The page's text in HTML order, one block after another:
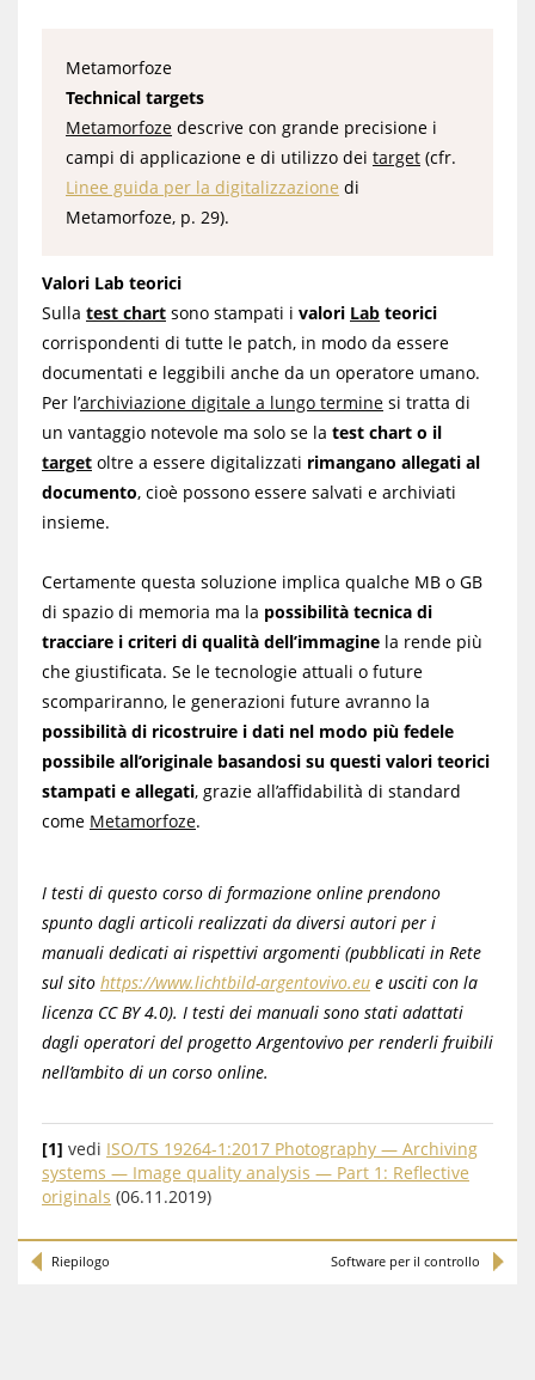
Metamorfoze
Technical targets
Metamorfoze descrive con grande precisione i
campi di applicazione e di utilizzo dei target (cfr.
Linee guida per la digitalizzazione di
Metamorfoze, p. 29).
Valori Lab teorici
Sulla test chart sono stampati i valori Lab teorici
corrispondenti di tutte le patch, in modo da essere
documentati e leggibili anche da un operatore umano.
Per l’archiviazione digitale a lungo termine si tratta di
un vantaggio notevole ma solo se la test chart o il
target oltre a essere digitalizzati rimangano allegati al
documento, cioè possono essere salvati e archiviati
insieme.
Certamente questa soluzione implica qualche MB o GB
di spazio di memoria ma la possibilità tecnica di
tracciare i criteri di qualità dell’immagine la rende più
che giustificata. Se le tecnologie attuali o future
scompariranno, le generazioni future avranno la
possibilità di ricostruire i dati nel modo più fedele
possibile all’originale basandosi su questi valori teorici
stampati e allegati, grazie all’affidabilità di standard
come Metamorfoze.
I testi di questo corso di formazione online prendono
spunto dagli articoli realizzati da diversi autori per i
manuali dedicati ai rispettivi argomenti (pubblicati in Rete
sul sito https://www.lichtbild-argentovivo.eu e usciti con la
licenza CC BY 4.0). I testi dei manuali sono stati adattati
dagli operatori del progetto Argentovivo per renderli fruibili
nell’ambito di un corso online.
[1] vedi ISO/TS 19264-1:2017 Photography — Archiving
systems — Image quality analysis — Part 1: Reflective
originals (06.11.2019)
Riepilogo Software per il controllo